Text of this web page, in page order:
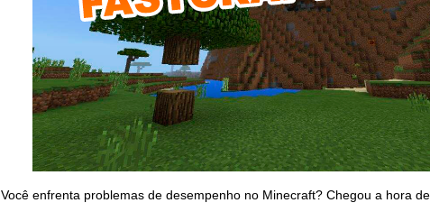
Você enfrenta problemas de desempenho no Minecraft? Chegou a hora